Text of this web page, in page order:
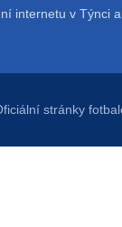
internetu v Týnci
stránky